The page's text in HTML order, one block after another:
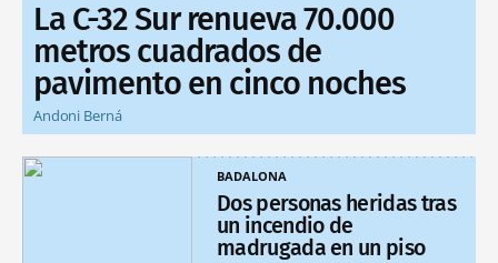
La C-32 Sur renueva 70.000
metros cuadrados de
pavimento en cinco noches
Andoni Berná
BADALONA
Dos personas heridas tras
un incendio de
madrugada en un piso